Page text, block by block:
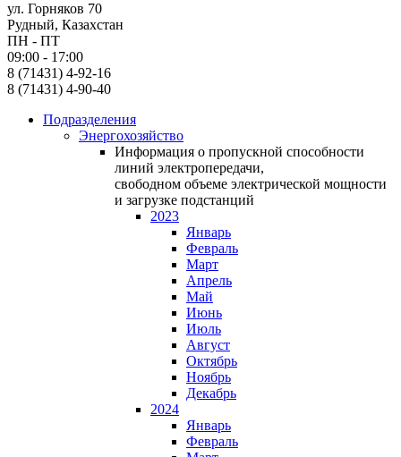
ул. Горняков 70
Рудный, Казахстан
ПН - ПТ
09:00 - 17:00
8 (71431) 4-92-16
8 (71431) 4-90-40
Подразделения
Энергохозяйство
Информация о пропускной способности
линий электропередачи,
свободном объеме электрической мощности
и загрузке подстанций
2023
Январь
Февраль
Март
Апрель
Май
Июнь
Июль
Август
Октябрь
Ноябрь
Декабрь
2024
Январь
Февраль